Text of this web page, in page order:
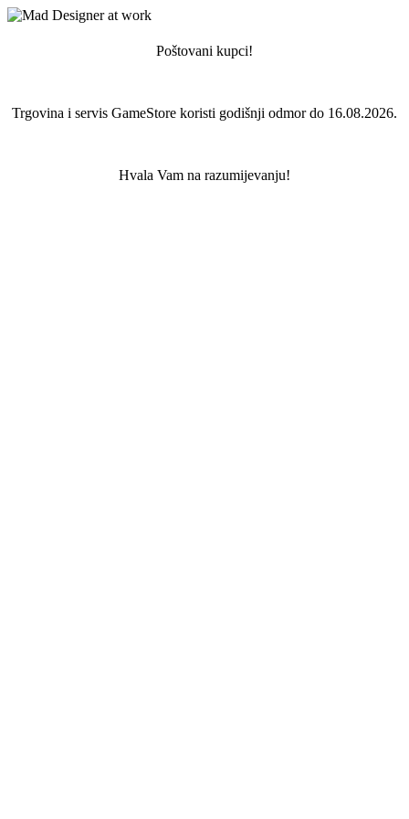
Poštovani kupci!
Trgovina i servis GameStore koristi godišnji odmor do 16.08.2026.
Hvala Vam na razumijevanju!